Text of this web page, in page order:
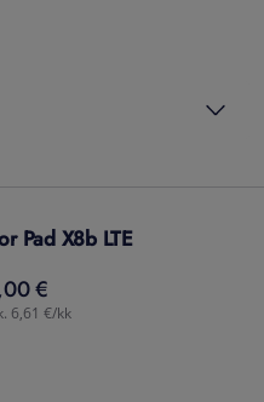
Pad X8b LTE
€€
6,61 €/kk